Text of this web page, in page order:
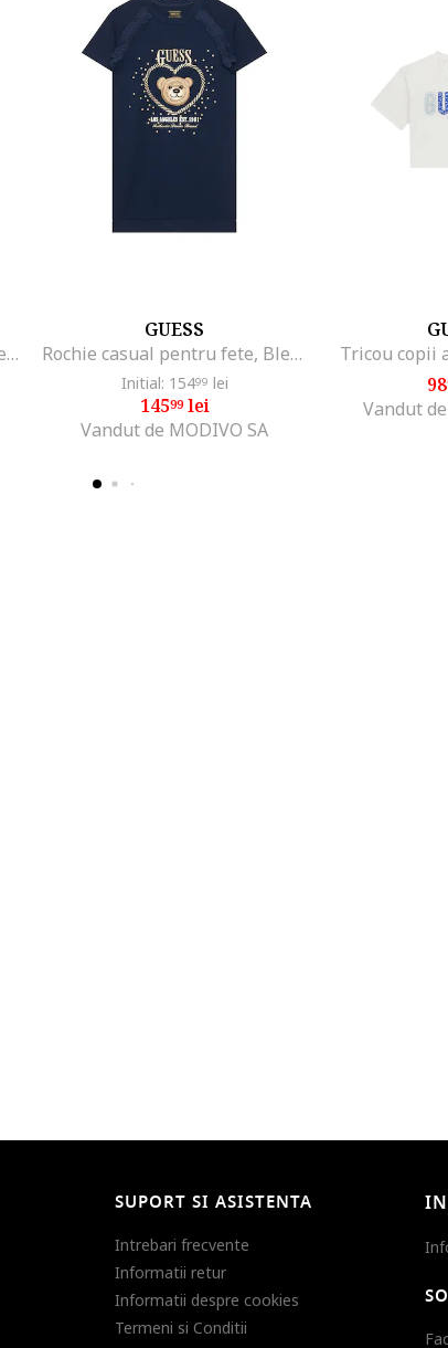
Bluza cu imprimeu grafic si text,
GUESS
Rochie casual pentru fete, Bleumarin
Initial: 15499 lei
14599lei
Vandut de MODIVO SA
Tricou copii
98
Vandut
SUPORT SI ASISTENTA
Intrebari frecvente
Informatii retur
Informatii despre cookies
Termeni si Conditii